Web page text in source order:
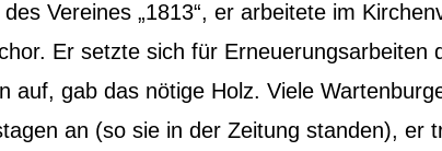
des Vereines „1813“, er arbeitete im
Er setzte sich für Erneuerungsarbeiten
auf, gab das nötige Holz. Viele
an (so sie in der Zeitung standen), er